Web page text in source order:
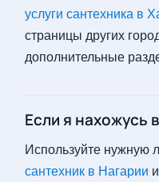
услуги сантехника в
страницы других
дополнительные
Если я нахожусь
Используйте нужную
сантехник в Нагарии